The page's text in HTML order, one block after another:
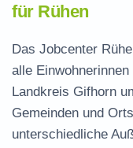
für Rühen
Das Jobcenter
alle
Landkreis Gifhorn
Gemeinden und
unterschiedliche